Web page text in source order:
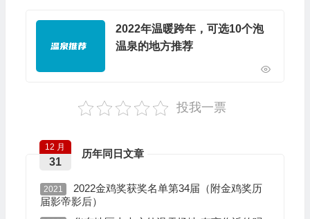
2022年温暖跨年，可选10个泡
温泉的地方推荐
投我一票
历年同日文章
12 月
31
2021
2022金鸡奖获奖名单第34届（附金鸡奖历
届影帝影后）